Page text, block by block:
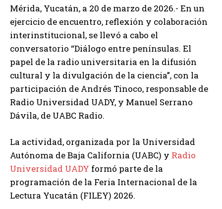
Mérida, Yucatán, a 20 de marzo de 2026.- En un
ejercicio de encuentro, reflexión y colaboración
interinstitucional, se llevó a cabo el
conversatorio “Diálogo entre penínsulas. El
papel de la radio universitaria en la difusión
cultural y la divulgación de la ciencia”, con la
participación de Andrés Tinoco, responsable de
Radio Universidad UADY, y Manuel Serrano
Dávila, de UABC Radio.
La actividad, organizada por la Universidad
Autónoma de Baja California (UABC) y Radio
Universidad UADY formó parte de la
programación de la Feria Internacional de la
Lectura Yucatán (FILEY) 2026.